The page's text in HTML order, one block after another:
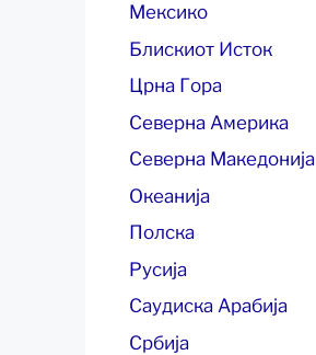
Мексико
Блискиот Исток
Црна Гора
Северна Америка
Северна Македонија
Океанија
Полска
Русија
Саудиска Арабија
Србија